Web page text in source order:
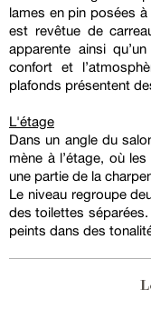
lames en pin posées
est revêtue de
apparente ainsi
confort et
plafonds présentent
L'étage
Dans un angle du
mène à l’étage, où
une partie de la
Le niveau regroupe
des toilettes
peints dans des